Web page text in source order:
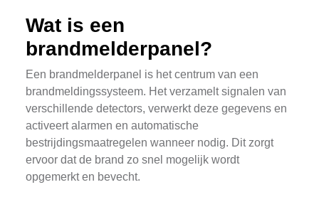
Wat is een
brandmelderpanel?
Een brandmelderpanel is het centrum van een
brandmeldingssysteem. Het verzamelt signalen van
verschillende detectors, verwerkt deze gegevens en
activeert alarmen en automatische
bestrijdingsmaatregelen wanneer nodig. Dit zorgt
ervoor dat de brand zo snel mogelijk wordt
opgemerkt en bevecht.